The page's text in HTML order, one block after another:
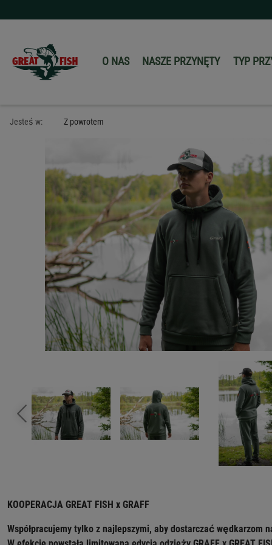
O NAS NASZE PRZYNĘTY TYP
Jesteś w: Z powrotem
KOOPERACJA GREAT FISH x GRAFF
Współpracujemy tylko z najlepszymi, aby dostarczać wędkarzom